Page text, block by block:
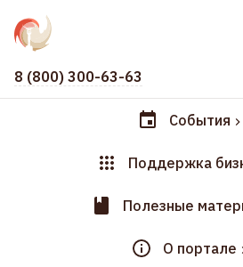
8 (800) 300-63-63
События
Поддержка
Полезные
О портале